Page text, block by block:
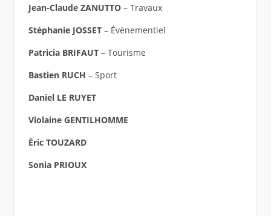
Jean-Claude ZANUTTO– Travaux
Stéphanie JOSSET– Évènementiel
Patricia BRIFAUT– Tourisme
Bastien RUCH – Sport
Daniel LE RUYET
Violaine GENTILHOMME
Éric TOUZARD
Sonia PRIOUX